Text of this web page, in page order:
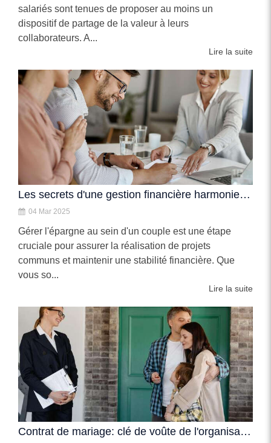
salariés sont tenues de proposer au moins un
dispositif de partage de la valeur à leurs
collaborateurs. A...
Lire la suite
Les secrets d'une gestion financière harmonieuse en couple
04 Mar 2025
Gérer l'épargne au sein d'un couple est une étape
cruciale pour assurer la réalisation de projets
communs et maintenir une stabilité financière. Que
vous so...
Lire la suite
Contrat de mariage: clé de voûte de l'organisation du couple